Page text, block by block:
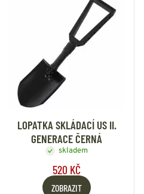
LOPATKA SKLÁDACÍ US II.
GENERACE ČERNÁ
skladem
520 KČ
ZOBRAZIT